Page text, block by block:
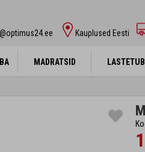
Kauplused Eesti
MADRATSID
MADRATSID